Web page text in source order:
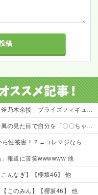
プライズフィギュア【彩色原型公開】
、部下を鬱病で何人も潰してお菓子賄賂でウハウハwｗｗ
！？←コレマジならヤバくねーか？
」報道に苦笑wwwwww 他
んなぎ】【櫻坂46】 他
このみん】【櫻坂46】 他